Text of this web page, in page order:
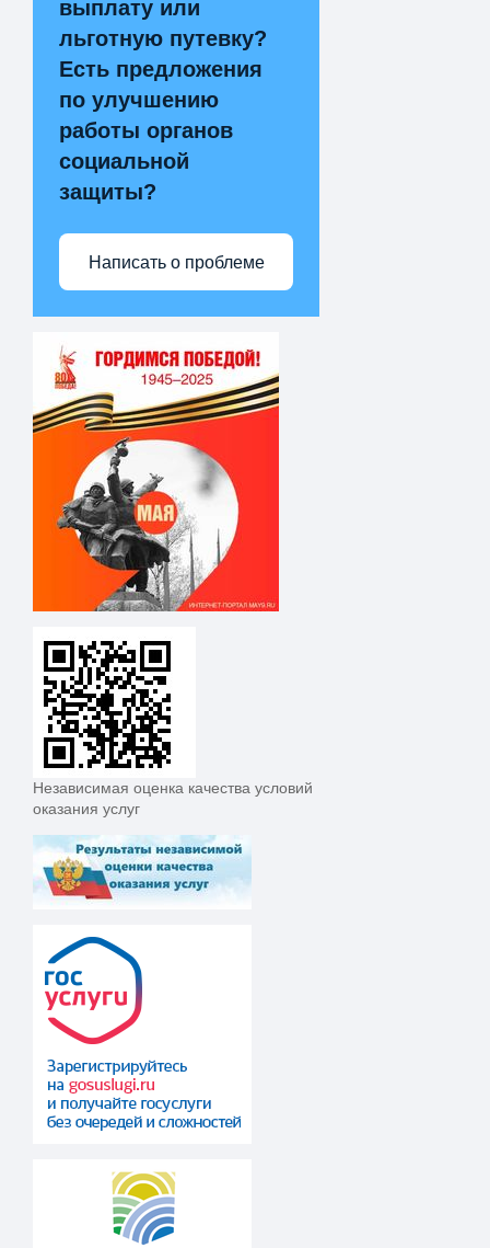
выплату или
льготную путевку?
Есть предложения
по улучшению
работы органов
социальной
защиты?
Написать о проблеме
Независимая оценка качества условий
оказания услуг